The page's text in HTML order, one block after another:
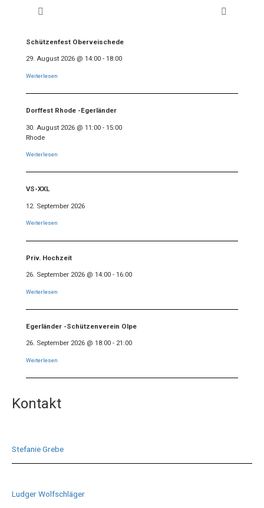
Schützenfest Oberveischede
29. August 2026 @ 14:00 - 18:00
Weiterlesen
Dorffest Rhode -Egerländer
30. August 2026 @ 11:00 - 15:00
Rhode
Weiterlesen
VS-XXL
12. September 2026
Weiterlesen
Priv. Hochzeit
26. September 2026 @ 14:00 - 16:00
Weiterlesen
Egerländer -Schützenverein Olpe
26. September 2026 @ 18:00 - 21:00
Weiterlesen
Kontakt
Stefanie Grebe
Ludger Wolfschläger